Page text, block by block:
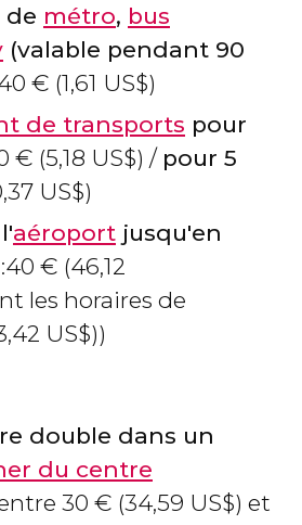
de métro, bus
(valable pendant 90
€ (1,61 US$)
de transports pour
€ (5,18 US$) / pour 5
US$)
aéroport jusqu'en
:40 € (46,12
les horaires de
US$))
double dans un
du centre
30 € (34,59 US$) et